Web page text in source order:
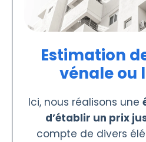
Estimation
vénale ou
Ici, nous réalisons une
d’établir un prix
compte de divers